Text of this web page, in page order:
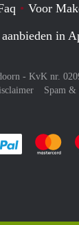
Voor
in
- KvK nr.
Spam &
Je rekent Je